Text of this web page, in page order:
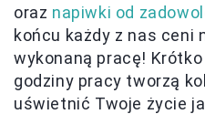
oraz napiwki od
końcu każdy z nas ceni
wykonaną pracę!
godziny pracy tworzą
uświetnić Twoje życie